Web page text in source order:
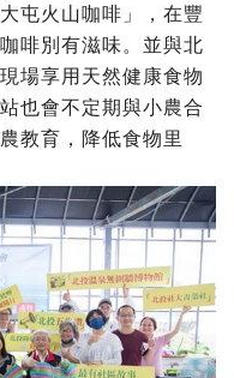
屯火山咖啡」，在豐
啡別有滋味。並與北
場享用天然健康食物
也會不定期與小農合
教育，降低食物里